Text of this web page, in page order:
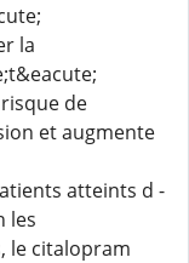
la
de
et augmente
atteints d -
les
le citalopram